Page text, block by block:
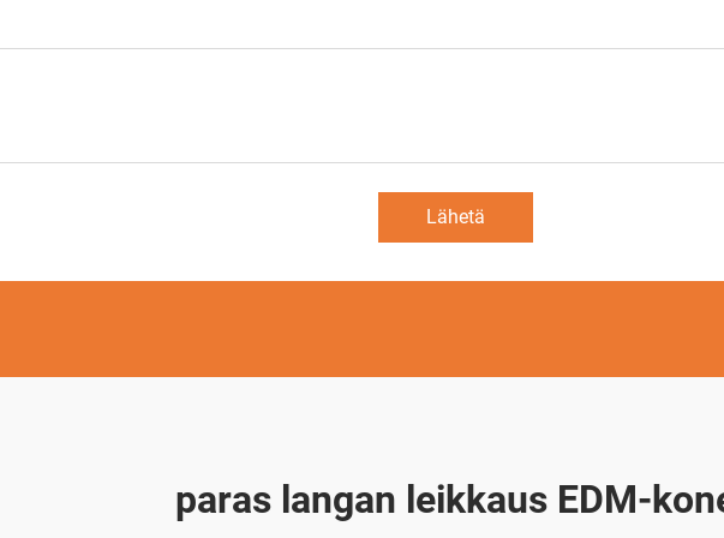
Lähetä
paras langan leikkaus EDM-